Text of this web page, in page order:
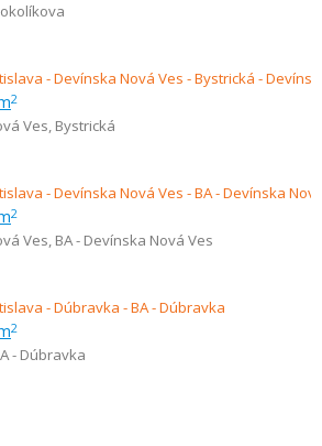
2
Ves, Bystrická
2
Ves, BA - Devínska Nová Ves
2
- Dúbravka